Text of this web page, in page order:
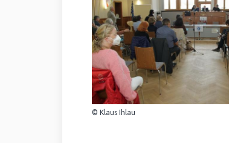
© Klaus Ihlau